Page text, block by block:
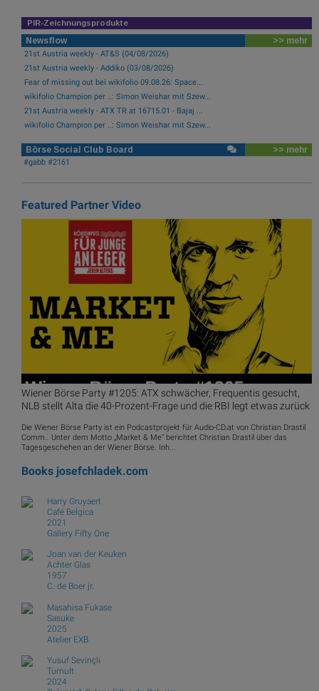
PIR-Zeichnungsprodukte
Newsflow >> mehr
21st Austria weekly - AT&S (04/08/2026)
21st Austria weekly - Addiko (03/08/2026)
Fear of missing out bei wikifolio 09.08.26: Space...
wikifolio Champion per ..: Simon Weishar mit Szew...
21st Austria weekly - ATX TR at 16715.01 - Bajaj ...
wikifolio Champion per ..: Simon Weishar mit Szew...
Börse Social Club Board >> mehr
#gabb #2161
Featured Partner Video
Wiener Börse Party #1205: ATX schwächer, Frequentis gesucht,
NLB stellt Alta die 40-Prozent-Frage und die RBI legt etwas zurück
Die Wiener Börse Party ist ein Podcastprojekt für Audio-CD.at von Christian Drastil
Comm.. Unter dem Motto „Market & Me“ berichtet Christian Drastil über das
Tagesgeschehen an der Wiener Börse. Inh...
Books josefchladek.com
Harry Gruyaert
Café Belgica
2021
Gallery Fifty One
Joan van der Keuken
Achter Glas
1957
C. de Boer jr.
Masahisa Fukase
Sasuke
2025
Atelier EXB
Yusuf Sevinçli
Tumult
2024